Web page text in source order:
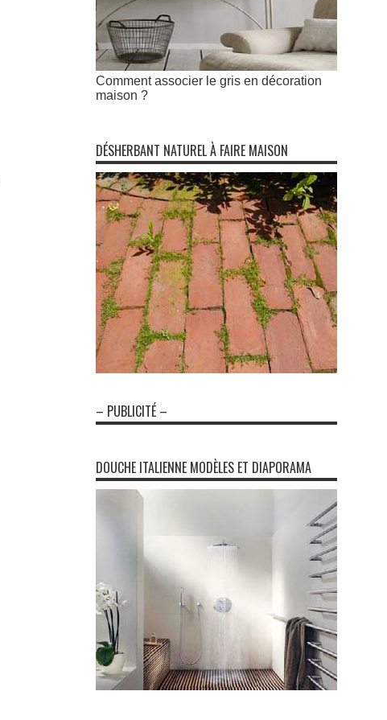
Comment associer le gris en décoration
maison ?
DÉSHERBANT NATUREL À FAIRE MAISON
– PUBLICITÉ –
DOUCHE ITALIENNE MODÈLES ET DIAPORAMA